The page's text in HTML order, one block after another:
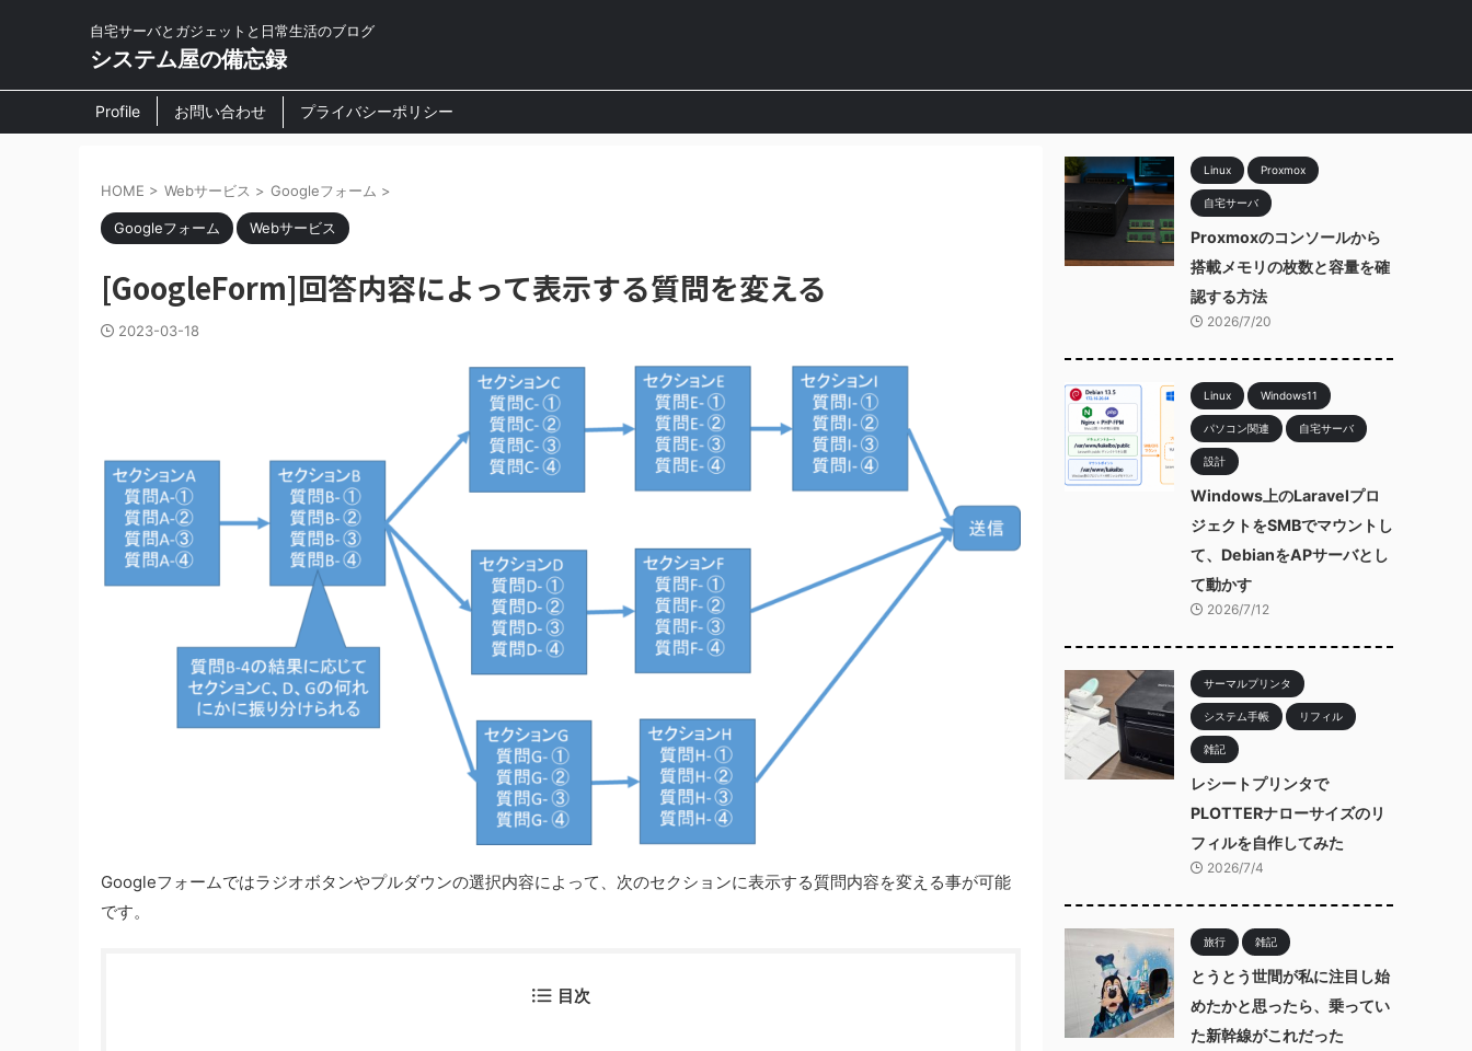
自宅サーバとガジェットと日常生活のブログ
システム屋の備忘録
Profile お問い合わせ プライバシーポリシー
HOME > Webサービス > Googleフォーム >
Googleフォーム Webサービス
[GoogleForm]回答内容によって表示する質問を変える
2023-03-18
Googleフォームではラジオボタンやプルダウンの選択内容によって、次のセクションに表示する質問内容を変える事が可能
です。
目次
Linux Proxmox
自宅サーバ
Proxmoxのコンソールから
搭載メモリの枚数と容量を確
認する方法
2026/7/20
Linux Windows11
パソコン関連 自宅サーバ
設計
Windows上のLaravelプロ
ジェクトをSMBでマウントし
て、DebianをAPサーバとし
て動かす
2026/7/12
サーマルプリンタ
システム手帳 リフィル
雑記
レシートプリンタで
PLOTTERナローサイズのリ
フィルを自作してみた
2026/7/4
旅行 雑記
とうとう世間が私に注目し始
めたかと思ったら、乗ってい
た新幹線がこれだった